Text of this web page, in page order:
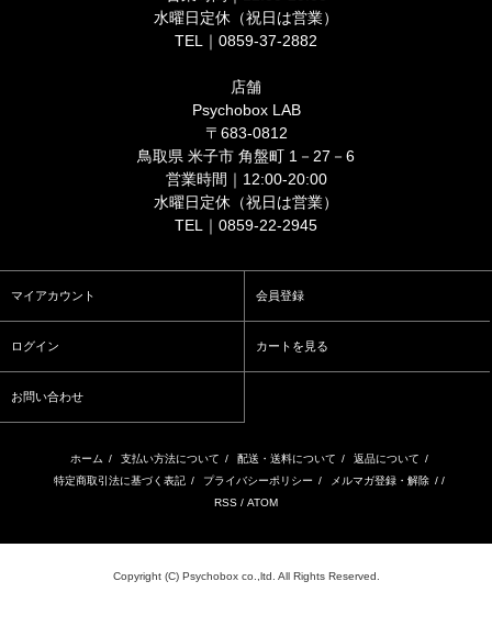
水曜日定休（祝日は営業）
TEL｜0859-37-2882
店舗
Psychobox LAB
〒683-0812
鳥取県 米子市 角盤町 1－27－6
営業時間｜12:00-20:00
水曜日定休（祝日は営業）
TEL｜0859-22-2945
マイアカウント 会員登録
ログイン カートを見る
お問い合わせ
ホーム / 支払い方法について / 配送・送料について / 返品について /
特定商取引法に基づく表記 / プライバシーポリシー / メルマガ登録・解除 / /
RSS / ATOM
Copyright (C) Psychobox co.,ltd. All Rights Reserved.